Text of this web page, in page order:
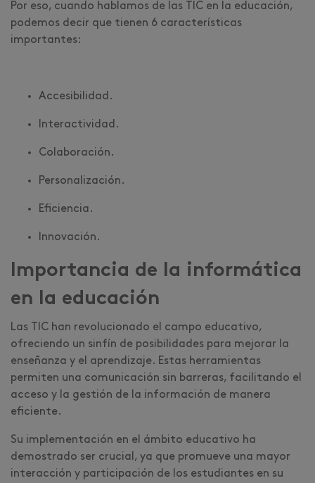
Por eso, cuando hablamos de las TIC en la educación,
podemos decir que tienen 6 características
importantes:
Accesibilidad.
Interactividad.
Colaboración.
Personalización.
Eficiencia.
Innovación.
Importancia de la informática
en la educación
Las TIC han revolucionado el campo educativo,
ofreciendo un sinfín de posibilidades para mejorar la
enseñanza y el aprendizaje. Estas herramientas
permiten una comunicación sin barreras, facilitando el
acceso y la gestión de la información de manera
eficiente.
Su implementación en el ámbito educativo ha
demostrado ser crucial, ya que promueve una mayor
interacción y participación de los estudiantes en su